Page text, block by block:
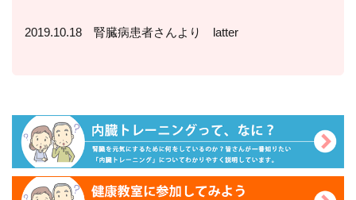
2019.10.18 腎臓病患者さんより latter